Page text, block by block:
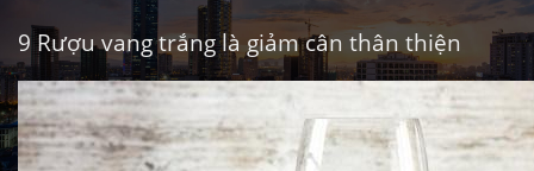
9Rượu vang trắng là giảm cân thân thiện